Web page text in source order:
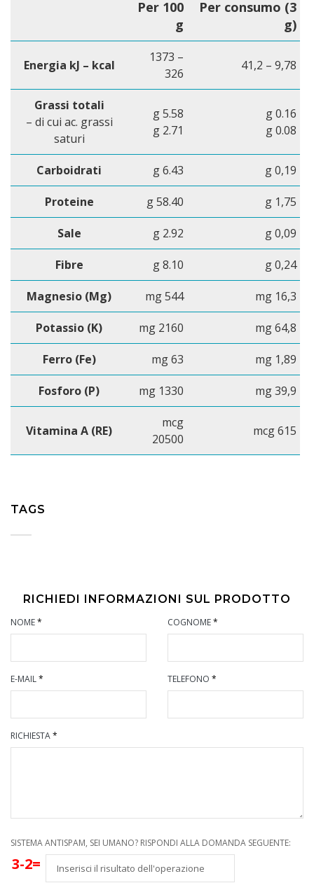
Per 100
g
Per consumo (3
g)
Energia kJ – kcal
1373 –
326
41,2 – 9,78
Grassi totali
– di cui ac. grassi
saturi
g 5.58
g 2.71
g 0.16
g 0.08
Carboidrati g 6.43 g 0,19
Proteine g 58.40 g 1,75
Sale g 2.92 g 0,09
Fibre g 8.10 g 0,24
Magnesio (Mg) mg 544 mg 16,3
Potassio (K) mg 2160 mg 64,8
Ferro (Fe) mg 63 mg 1,89
Fosforo (P) mg 1330 mg 39,9
Vitamina A (RE)
mcg
20500
mcg 615
TAGS
RICHIEDI INFORMAZIONI SUL PRODOTTO
NOME* COGNOME*
E-MAIL* TELEFONO *
RICHIESTA*
SISTEMA ANTISPAM, SEI UMANO? RISPONDI ALLA DOMANDA SEGUENTE:
3-2=